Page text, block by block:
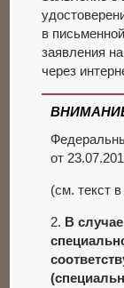
в
заявления
через
от
(см. текст
2. В